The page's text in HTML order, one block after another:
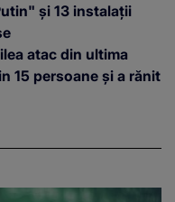
și 13 instalații
atac din ultima
15 persoane și a rănit